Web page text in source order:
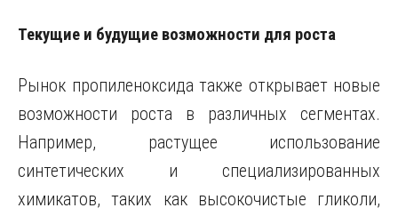
Текущие и будущие возможности для роста
Рынок пропиленоксида также открывает новые
возможности роста в различных сегментах.
Например, растущее использование
синтетических и специализированных
химикатов, таких как высокочистые гликоли,